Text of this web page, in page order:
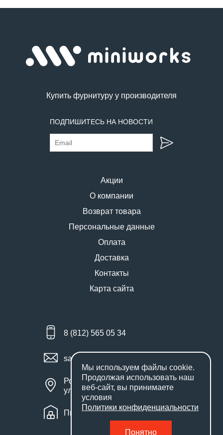
Купить фурнитуру у производителя
ПОДПИШИТЕСЬ НА НОВОСТИ
Акции
О компании
Возврат товара
Персональные данные
Оплата
Доставка
Контакты
Карта сайта
8 (812) 565 05 34
sales@miniworks.ru
Россия, Санкт-Петербург,
улица Маршала Новикова, 28Е
Пн – Пт: с 9:00 до 18:00
Мы используем файлы cookie.
Продолжая использовать наш
веб-сайт, вы принимаете
условия
Политики конфиденциальности
Понятно